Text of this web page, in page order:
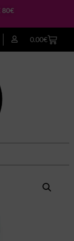
80€
0.00€